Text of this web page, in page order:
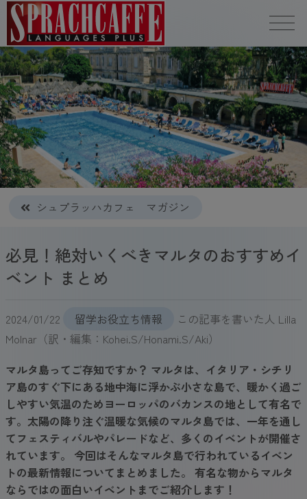
シュプラッハカフェ マガジン
必見！絶対いくべきマルタのおすすめイ
ベント まとめ
2024/01/22 留学お役立ち情報 この記事を書いた人 Lilla
Molnar（訳・編集：Kohei.S/Honami.S/Aki）
マルタ島ってご存知ですか？ マルタは、イタリア・シチリ
ア島のすぐ下にある地中海に浮かぶ小さな島で、暖かく過ご
しやすい気温のためヨーロッパのバカンスの地として有名で
す。太陽の降り注ぐ温暖な気候のマルタ島では、一年を通し
てフェスティバルやパレードなど、多くのイベントが開催さ
れています。 今回はそんなマルタ島で行われているイベン
トの最新情報についてまとめました。 有名な物からマルタ
ならではの面白いイベントまでご紹介します！